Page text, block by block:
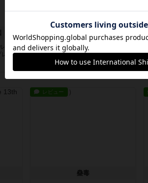
シリ
イ...
リバース
7/102026年ドイツ年間エキスパート
ゲーム大賞ノミネート作品。登場...
レビュー
蠱毒